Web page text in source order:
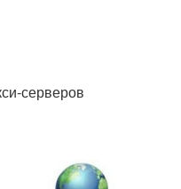
серверов